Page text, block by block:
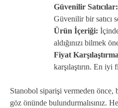
Güvenilir Satıcılar:
Güvenilir bir satıcı
Ürün İçeriği:
aldığınızı bilmek
Fiyat
karşılaştırın. En iyi
Stanobol siparişi vermeden
göz önünde bulundurmalısınız.